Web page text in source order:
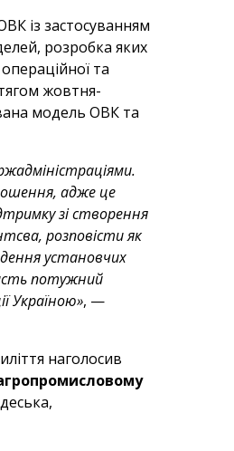
із застосуванням
розробка яких
та
жовтня-
модель ОВК та
адже це
зі створення
розповісти як
установчих
потужний
Україною», —
наголосив